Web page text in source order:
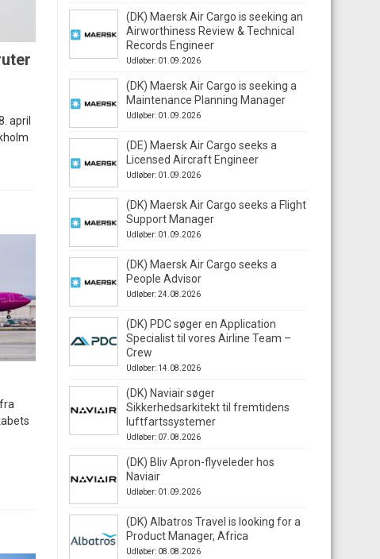
april
(DK) Maersk Air Cargo is seeking an
Airworthiness Review & Technical
Records Engineer
Udløber: 01.09.2026
(DK) Maersk Air Cargo is seeking a
Maintenance Planning Manager
Udløber: 01.09.2026
(DE) Maersk Air Cargo seeks a
Licensed Aircraft Engineer
Udløber: 01.09.2026
(DK) Maersk Air Cargo seeks a Flight
Support Manager
Udløber: 01.09.2026
(DK) Maersk Air Cargo seeks a
People Advisor
Udløber: 24.08.2026
(DK) PDC søger en Application
Specialist til vores Airline Team –
Crew
Udløber: 14.08.2026
(DK) Naviair søger
Sikkerhedsarkitekt til fremtidens
luftfartssystemer
Udløber: 07.08.2026
(DK) Bliv Apron-flyveleder hos
Naviair
Udløber: 01.09.2026
(DK) Albatros Travel is looking for a
Product Manager, Africa
Udløber: 08.08.2026